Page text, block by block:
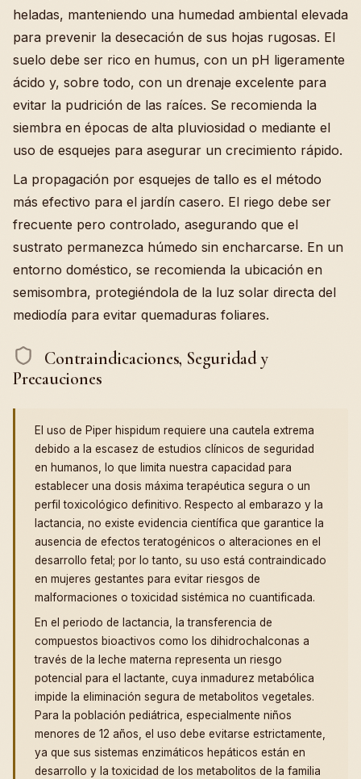
heladas, manteniendo una humedad ambiental elevada
para prevenir la desecación de sus hojas rugosas. El
suelo debe ser rico en humus, con un pH ligeramente
ácido y, sobre todo, con un drenaje excelente para
evitar la pudrición de las raíces. Se recomienda la
siembra en épocas de alta pluviosidad o mediante el
uso de esquejes para asegurar un crecimiento rápido.
La propagación por esquejes de tallo es el método
más efectivo para el jardín casero. El riego debe ser
frecuente pero controlado, asegurando que el
sustrato permanezca húmedo sin encharcarse. En un
entorno doméstico, se recomienda la ubicación en
semisombra, protegiéndola de la luz solar directa del
mediodía para evitar quemaduras foliares.
Contraindicaciones, Seguridad y
Precauciones
El uso de Piper hispidum requiere una cautela extrema
debido a la escasez de estudios clínicos de seguridad
en humanos, lo que limita nuestra capacidad para
establecer una dosis máxima terapéutica segura o un
perfil toxicológico definitivo. Respecto al embarazo y la
lactancia, no existe evidencia científica que garantice la
ausencia de efectos teratogénicos o alteraciones en el
desarrollo fetal; por lo tanto, su uso está contraindicado
en mujeres gestantes para evitar riesgos de
malformaciones o toxicidad sistémica no cuantificada.
En el periodo de lactancia, la transferencia de
compuestos bioactivos como los dihidrochalconas a
través de la leche materna representa un riesgo
potencial para el lactante, cuya inmadurez metabólica
impide la eliminación segura de metabolitos vegetales.
Para la población pediátrica, especialmente niños
menores de 12 años, el uso debe evitarse estrictamente,
ya que sus sistemas enzimáticos hepáticos están en
desarrollo y la toxicidad de los metabolitos de la familia